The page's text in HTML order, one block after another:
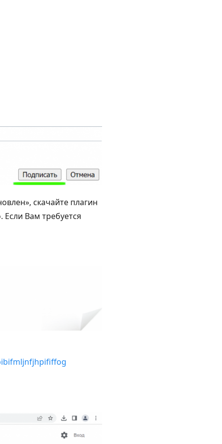
скачайте плагин
Если Вам требуется